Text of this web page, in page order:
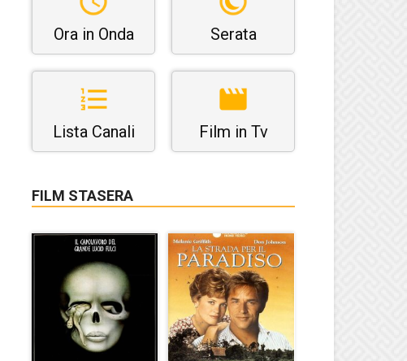
Ora in Onda Serata
Lista Canali Film in Tv
FILM STASERA